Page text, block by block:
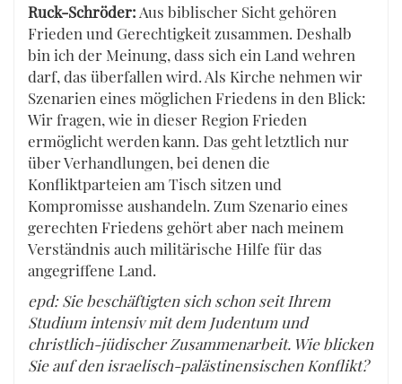
Ruck-Schröder: Aus biblischer Sicht gehören
Frieden und Gerechtigkeit zusammen. Deshalb
bin ich der Meinung, dass sich ein Land wehren
darf, das überfallen wird. Als Kirche nehmen wir
Szenarien eines möglichen Friedens in den Blick:
Wir fragen, wie in dieser Region Frieden
ermöglicht werden kann. Das geht letztlich nur
über Verhandlungen, bei denen die
Konfliktparteien am Tisch sitzen und
Kompromisse aushandeln. Zum Szenario eines
gerechten Friedens gehört aber nach meinem
Verständnis auch militärische Hilfe für das
angegriffene Land.
epd: Sie beschäftigten sich schon seit Ihrem
Studium intensiv mit dem Judentum und
christlich-jüdischer Zusammenarbeit. Wie blicken
Sie auf den israelisch-palästinensischen Konflikt?